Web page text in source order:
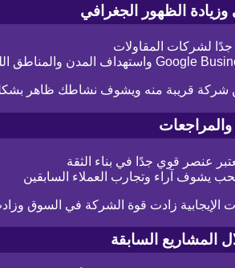
وزيادة الظهور الجغرافي
لشركات المقاولات
شركة قريبة منه ويشوف نشاطك ظاهر
والمراجعات
تعتبر عنصر قوي جدًا في بناء الثقة
يحب يشوف آراء وتجارب العملاء السابقين
الإيجابية زادت قوة الشركة في السوق
المشاريع السابقة